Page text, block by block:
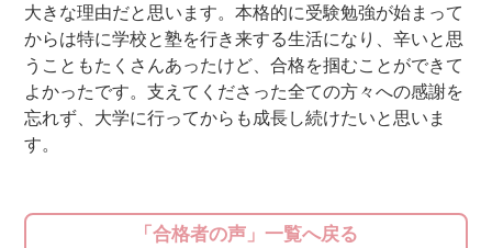
大きな理由だと思います。本格的に受験勉強が始まって
からは特に学校と塾を行き来する生活になり、辛いと思
うこともたくさんあったけど、合格を掴むことができて
よかったです。支えてくださった全ての方々への感謝を
忘れず、大学に行ってからも成長し続けたいと思いま
す。
「合格者の声」一覧へ戻る